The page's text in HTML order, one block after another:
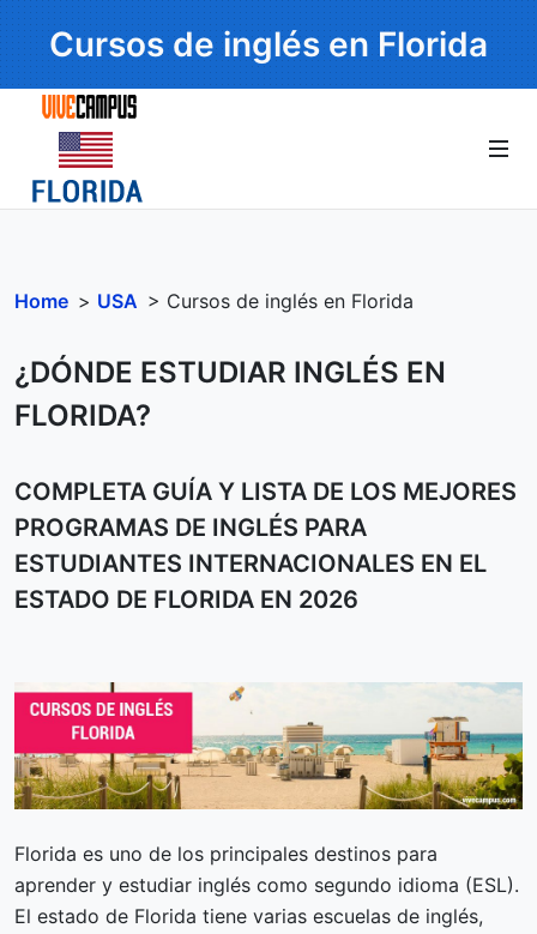
Cursos de inglés en Florida
Home > USA > Cursos de inglés en Florida
¿DÓNDE ESTUDIAR INGLÉS EN
FLORIDA?
COMPLETA GUÍA Y LISTA DE LOS MEJORES
PROGRAMAS DE INGLÉS PARA
ESTUDIANTES INTERNACIONALES EN EL
ESTADO DE FLORIDA EN 2026
Florida es uno de los principales destinos para
aprender y estudiar inglés como segundo idioma (ESL).
El estado de Florida tiene varias escuelas de inglés,